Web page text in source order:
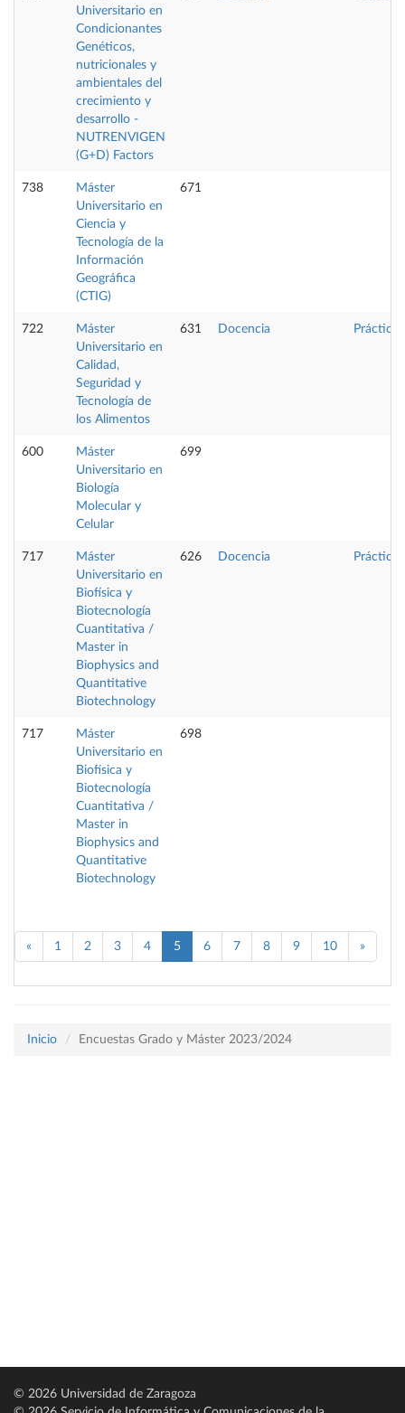
Universitario en
Condicionantes
Genéticos,
nutricionales y
ambientales del
crecimiento y
desarrollo -
NUTRENVIGEN
(G+D) Factors
738
Máster
Universitario en
Ciencia y
Tecnología de la
Información
Geográfica
(CTIG)
671
722
Máster
Universitario en
Calidad,
Seguridad y
Tecnología de
los Alimentos
631 Docencia Prácticas
600
Máster
Universitario en
Biología
Molecular y
Celular
699
717
Máster
Universitario en
Biofísica y
Biotecnología
Cuantitativa /
Master in
Biophysics and
Quantitative
Biotechnology
626 Docencia Prácticas
717
Máster
Universitario en
Biofísica y
Biotecnología
Cuantitativa /
Master in
Biophysics and
Quantitative
Biotechnology
698
« 1 2 3 4 5 6 7 8 9 10 »
Inicio Encuestas Grado y Máster 2023/2024
© 2026 Universidad de Zaragoza